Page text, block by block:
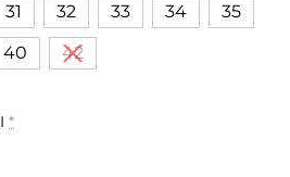
31 32 33 34
35
40 42
*